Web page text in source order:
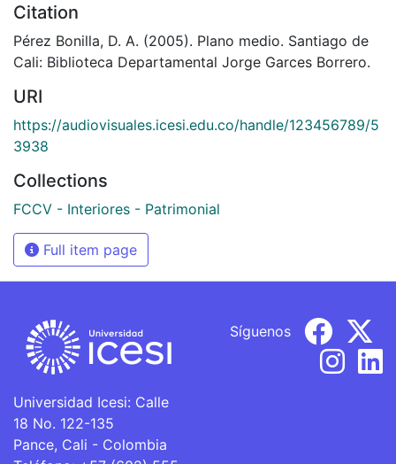
Citation
Pérez Bonilla, D. A. (2005). Plano medio. Santiago de
Cali: Biblioteca Departamental Jorge Garces Borrero.
URI
https://audiovisuales.icesi.edu.co/handle/123456789/5
3938
Collections
FCCV - Interiores - Patrimonial
Full item page
Universidad Icesi: Calle
18 No. 122-135
Pance, Cali - Colombia
Síguenos